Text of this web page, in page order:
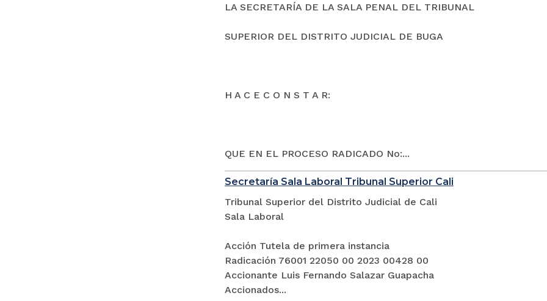
LA SECRETARÍA DE LA SALA PENAL DEL TRIBUNAL
SUPERIOR DEL DISTRITO JUDICIAL DE BUGA
H A C E C O N S T A R:
QUE EN EL PROCESO RADICADO No:...
Secretaría Sala Laboral Tribunal Superior Cali
Tribunal Superior del Distrito Judicial de Cali
Sala Laboral
Acción Tutela de primera instancia
Radicación 76001 22050 00 2023 00428 00
Accionante Luis Fernando Salazar Guapacha
Accionados...